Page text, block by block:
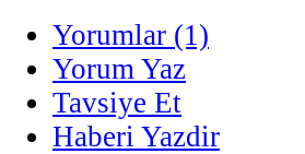
Yorumlar (1)
Yorum Yaz
Tavsiye Et
Haberi Yazdir